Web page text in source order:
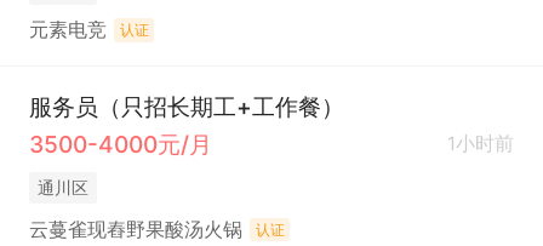
元素电竞 认证
服务员（只招长期工+工作餐）
3500-4000元/月
1小时前
通川区
云蔓雀现舂野果酸汤火锅 认证